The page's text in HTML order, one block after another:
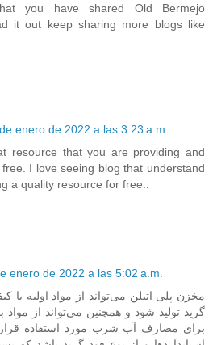
you have shared Old Bermejo
it out keep sharing more blogs like
enero de 2022 a las 3:23 a.m.
resource that you are providing and
I love seeing blog that understand
a quality resource for free..
de enero de 2022 a las 5:02 a.m.
مخزن پلی اتیلن می‌تواند از مواد اولیه با
گرید تولید شود و همچنین می‌تواند از مواد
برای مصارف آب شرب مورد استفاده قرار